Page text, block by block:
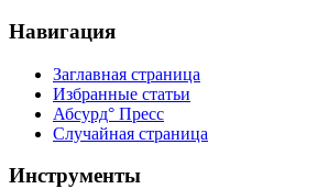
Навигация
Заглавная страница
Избранные статьи
Абсурд° Пресс
Случайная страница
Инструменты